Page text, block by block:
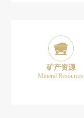
矿产资源
Mineral Resources